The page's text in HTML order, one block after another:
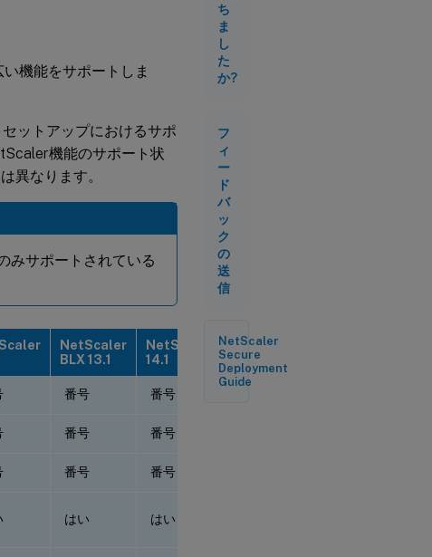
機能をサポートしま
ットアップにおけるサポ
機能のサポート状
異なります。
みサポートされている
NetScaler
BLX 13.1
NetScaler
14.1
NetScaler
BLX 14.1
番号 番号
番号 番号
番号 番号
はい はい
ち
ま
し
た
か?
フ
ィ
ー
ド
バ
ッ
ク
の
送
信
NetScaler
Secure
Deployment
Guide